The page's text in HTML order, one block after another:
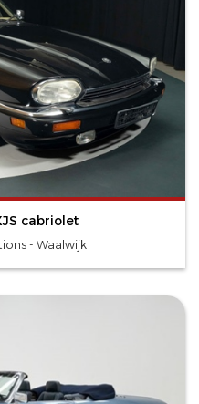
cabriolet
- Waalwijk